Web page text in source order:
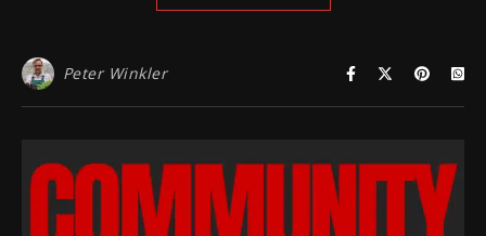
Peter Winkler